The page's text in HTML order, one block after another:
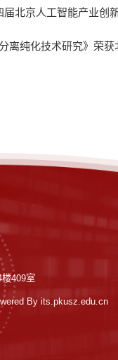
北京人工智能产业创
离纯化技术研究》荣获
409室
By its.pkusz.edu.cn